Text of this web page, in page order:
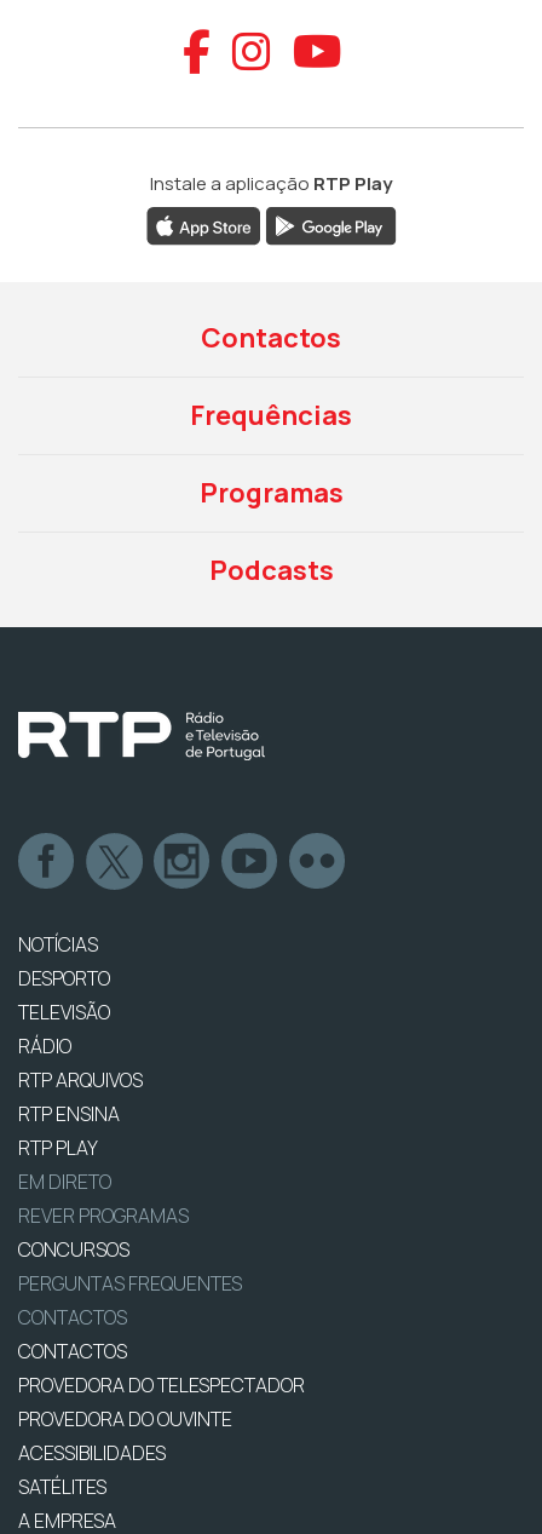
Aceder ao
Aceder ao
Aceder
Instale a aplicação RTP Play
Contactos
Frequências
Programas
Podcasts
NOTÍCIAS
DESPORTO
TELEVISÃO
RÁDIO
RTP ARQUIVOS
RTP ENSINA
RTP PLAY
EM DIRETO
REVER PROGRAMAS
CONCURSOS
PERGUNTAS FREQUENTES
CONTACTOS
CONTACTOS
PROVEDORA DO TELESPECTADOR
PROVEDORA DO OUVINTE
ACESSIBILIDADES
SATÉLITES
A EMPRESA